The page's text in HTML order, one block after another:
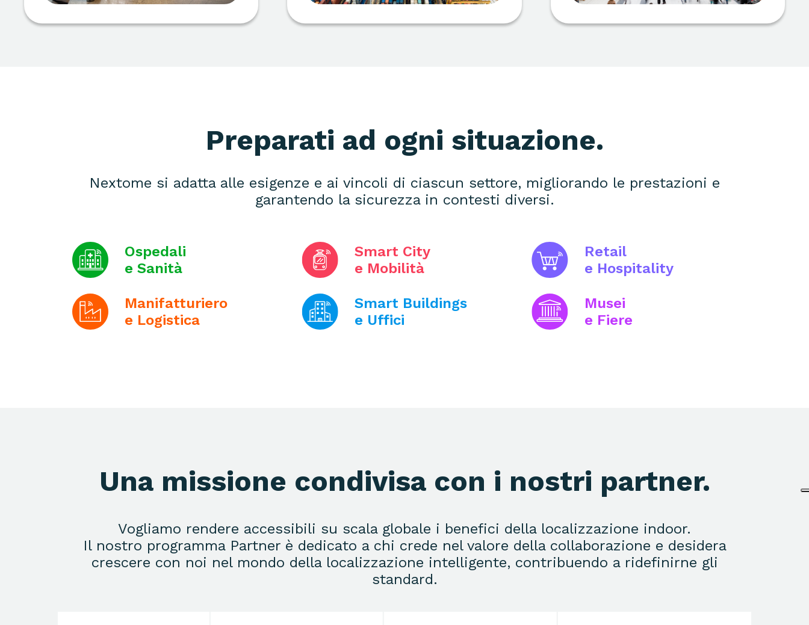
Preparati ad ogni situazione.
Nextome si adatta alle esigenze e ai vincoli di ciascun settore, migliorando le prestazioni e
garantendo la sicurezza in contesti diversi.
Ospedali
e Sanità
Smart City
e Mobilità
Retail
e Hospitality
Manifatturiero
e Logistica
Smart Buildings
e Uffici
Musei
e Fiere
Una missione condivisa con i nostri partner.
Vogliamo rendere accessibili su scala globale i benefici della localizzazione indoor.
Il nostro programma Partner è dedicato a chi crede nel valore della collaborazione e desidera
crescere con noi nel mondo della localizzazione intelligente, contribuendo a ridefinirne gli
standard.